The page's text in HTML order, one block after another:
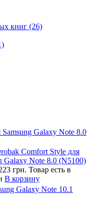
книг (26)
Galaxy Note 8.0
Comfort Style для
Galaxy Note 8.0 (N5100)
грн. Товар есть в
В корзину
Galaxy Note 10.1